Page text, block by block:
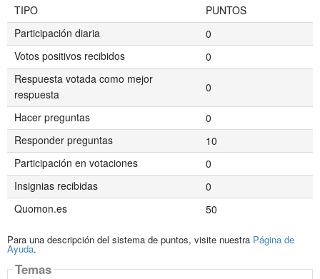
TIPO
PUNTOS
Participación diaria
0
Votos positivos recibidos
0
Respuesta votada como mejor
respuesta
0
Hacer preguntas
0
Responder preguntas
10
Participación en votaciones
0
Insignias recibidas
0
Quomon.es
50
Para una descripción del sistema de puntos, visite nuestra Página de
Ayuda.
Temas